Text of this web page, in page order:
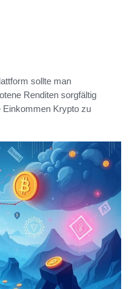
sollte man
Renditen sorgfältig
Einkommen Krypto zu